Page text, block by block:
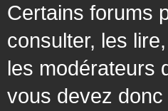
Certains forums
consulter, les
les modérateurs
vous devez